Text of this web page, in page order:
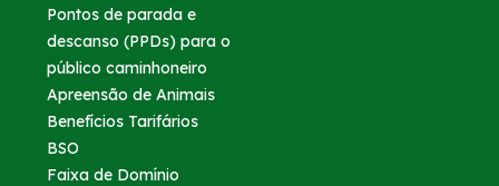
Pontos de parada e
descanso (PPDs) para o
público caminhoneiro
Apreensão de Animais
Benefícios Tarifários
BSO
Faixa de Domínio